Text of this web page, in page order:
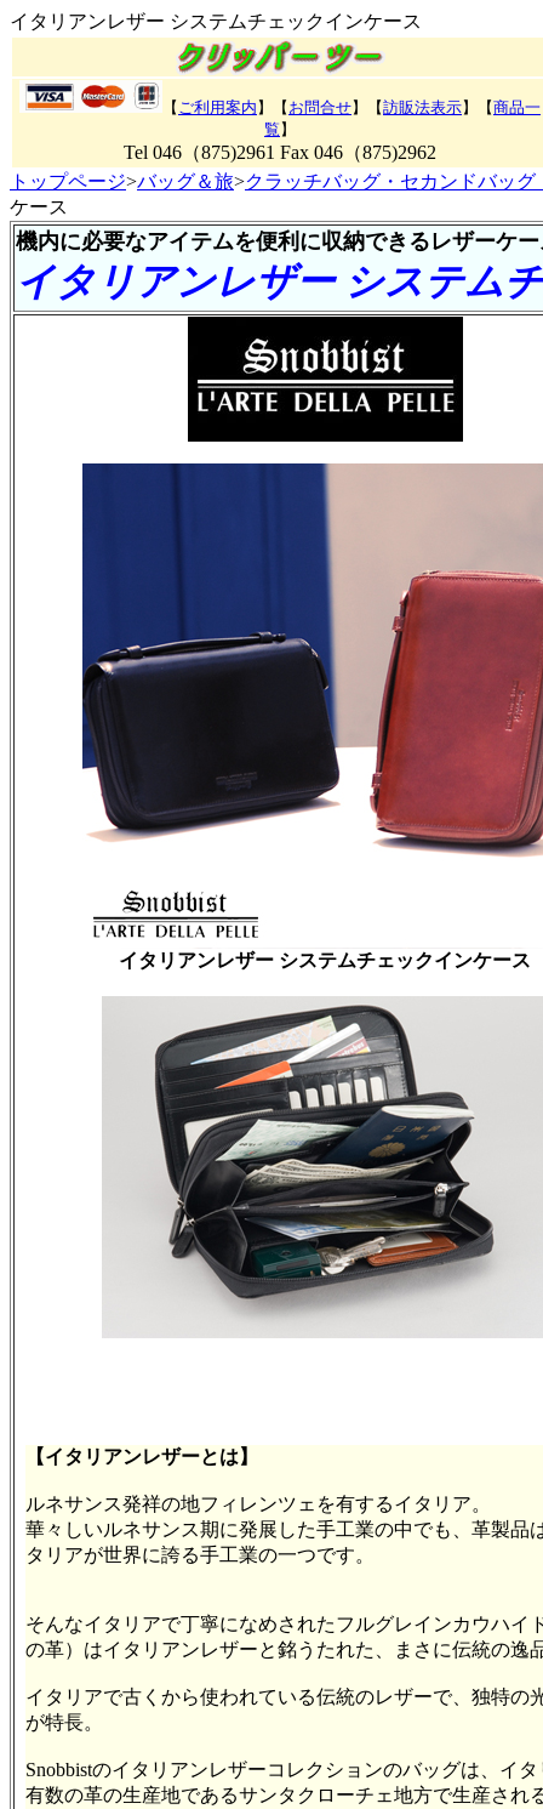
イタリアンレザー システムチェックインケース
【 ご利用案内 】【 お問合せ】【訪販法表示】【商品一
覧 】
Tel 046（875)2961 Fax 046（875)2962
トップページ>バッグ＆旅>クラッチバッグ・セカンドバッ
ケース
機内に必要なアイテムを便利に収納できるレザーケ
イタリアンレザー システム
イタリアンレザー システムチェックインケース
【イタリアンレザーとは】
ルネサンス発祥の地フィレンツェを有するイタリア。
華々しいルネサンス期に発展した手工業の中でも、革製品
タリアが世界に誇る手工業の一つです。
そんなイタリアで丁寧になめされたフルグレインカウハイ
の革）はイタリアンレザーと銘うたれた、まさに伝統の逸
イタリアで古くから使われている伝統のレザーで、独特の
が特長。
Snobbistのイタリアンレザーコレクションのバッグは、イ
有数の革の生産地であるサンタクローチェ地方で生産され